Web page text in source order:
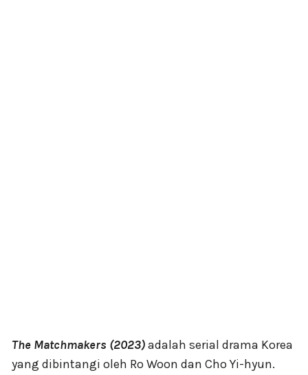
The Matchmakers (2023)adalah serial drama Korea
yang dibintangi oleh Ro Woon dan Cho Yi-hyun.